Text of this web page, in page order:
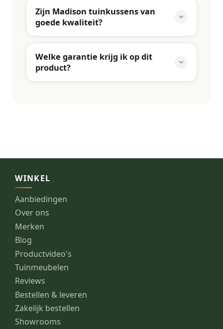
Zijn Madison tuinkussens van
goede kwaliteit?
Welke garantie krijg ik op dit
product?
WINKEL
Aanbiedingen
Over ons
Merken
Blog
Productvideo's
Tuinmeubelen
Reviews
Bestellen & leveren
Zakelijk bestellen
Showrooms